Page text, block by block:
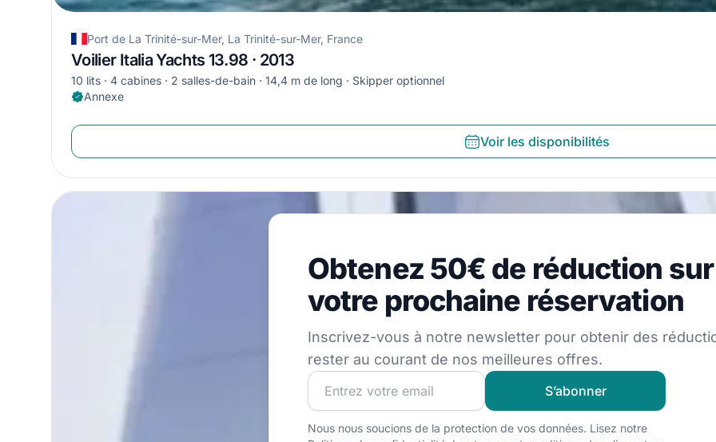
Port de La Trinité-sur-Mer, La Trinité-sur-Mer, France
Voilier Italia Yachts 13.98 · 2013
10 lits 4 cabines 2 salles-de-bain 14,4 m de long
Skipper optionnel
Annexe
Voir les disponibilités
Obtenez 50€ de réduction sur
Inscrivez-vous à notre newsletter pour obtenir des réductions et
Obtenez 50€ de réduction sur
votre prochaine réservation
Inscrivez-vous à notre newsletter pour obtenir des
rester au courant de nos meilleures offres.
Rejoignez notre communauté et pour recevoir les meilleures offres
S’abonner
Nous nous soucions de la protection de vos données. Lisez notre